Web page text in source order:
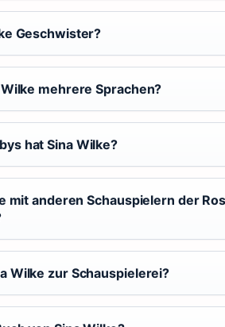
Geschwister?
mehrere Sprachen?
hat Sina Wilke?
mit anderen Schauspielern der
Wilke zur Schauspielerei?